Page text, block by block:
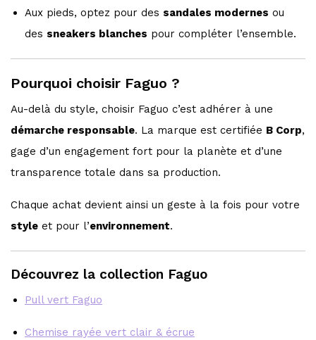
Aux pieds, optez pour des sandales modernes ou
des sneakers blanches pour compléter l’ensemble.
Pourquoi choisir Faguo ?
Au-delà du style, choisir Faguo c’est adhérer à une
démarche responsable. La marque est certifiée B Corp,
gage d’un engagement fort pour la planète et d’une
transparence totale dans sa production.
Chaque achat devient ainsi un geste à la fois pour votre
style et pour l’environnement.
Découvrez la collection Faguo
Pull vert Faguo
Chemise rayée vert clair & écrue